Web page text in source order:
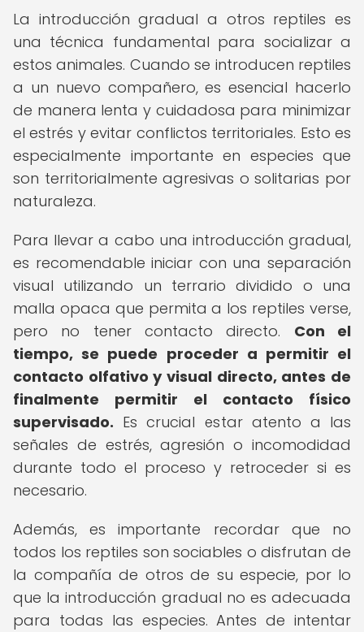
La introducción gradual a otros reptiles es
una técnica fundamental para socializar a
estos animales. Cuando se introducen reptiles
a un nuevo compañero, es esencial hacerlo
de manera lenta y cuidadosa para minimizar
el estrés y evitar conflictos territoriales. Esto es
especialmente importante en especies que
son territorialmente agresivas o solitarias por
naturaleza.
Para llevar a cabo una introducción gradual,
es recomendable iniciar con una separación
visual utilizando un terrario dividido o una
malla opaca que permita a los reptiles verse,
pero no tener contacto directo. Con el
tiempo, se puede proceder a permitir el
contacto olfativo y visual directo, antes de
finalmente permitir el contacto físico
supervisado. Es crucial estar atento a las
señales de estrés, agresión o incomodidad
durante todo el proceso y retroceder si es
necesario.
Además, es importante recordar que no
todos los reptiles son sociables o disfrutan de
la compañía de otros de su especie, por lo
que la introducción gradual no es adecuada
para todas las especies. Antes de intentar